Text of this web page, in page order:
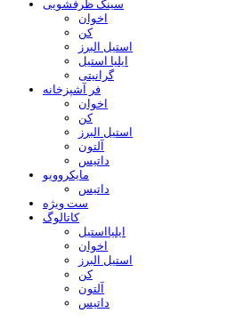
سینک ظرفشویی
اخوان
کن
استیل البرز
ایلیا استیل
گرانیتی
فر آشپزخانه
اخوان
کن
استیل البرز
آلتون
داتیس
مایکروویو
داتیس
ست ویژه
کاتالوگ
ایلیااستیل
اخوان
استیل البرز
کن
آلتون
داتیس